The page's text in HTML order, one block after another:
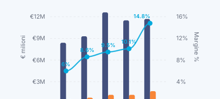
6%
8.6%
9.5% 10.1%
14.8% 16%
12%
8%
4%
Margine %
€12M
€9M
€6M
€3M
€ milioni